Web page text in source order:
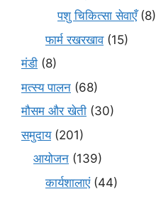
पशु चिकित्सा सेवाएँ(8)
फार्म रखरखाव(15)
मंडी (8)
मत्स्य पालन (68)
मौसम और खेती (30)
समुदाय(201)
आयोजन (139)
कार्यशालाएं(44)